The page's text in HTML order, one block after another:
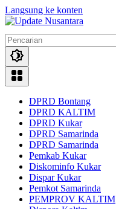
Langsung ke konten
DPRD Bontang
DPRD KALTIM
DPRD Kukar
DPRD Samarinda
DPRD Samarinda
Pemkab Kukar
Diskominfo Kukar
Dispar Kukar
Pemkot Samarinda
PEMPROV KALTIM